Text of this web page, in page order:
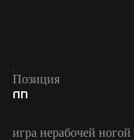
Позиция
ПП
игра нерабочей ногой